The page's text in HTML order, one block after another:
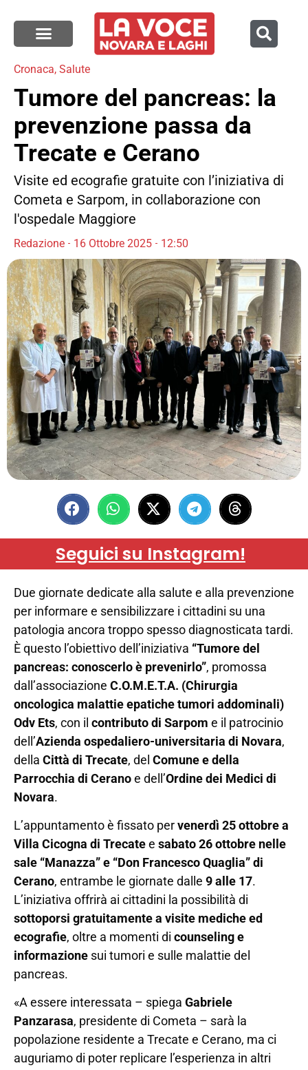
Cronaca, Salute
Tumore del pancreas: la
prevenzione passa da
Trecate e Cerano
Visite ed ecografie gratuite con l’iniziativa di
Cometa e Sarpom, in collaborazione con
l'ospedale Maggiore
Redazione 16 Ottobre 2025 12:50
Seguici su Instagram!
Due giornate dedicate alla salute e alla prevenzione
per informare e sensibilizzare i cittadini su una
patologia ancora troppo spesso diagnosticata tardi.
È questo l’obiettivo dell’iniziativa “Tumore del
pancreas: conoscerlo è prevenirlo”, promossa
dall’associazione C.O.M.E.T.A. (Chirurgia
oncologica malattie epatiche tumori addominali)
Odv Ets, con il contributo di Sarpom e il patrocinio
dell’Azienda ospedaliero-universitaria di Novara,
della Città di Trecate, del Comune e della
Parrocchia di Ceranoe dell’Ordine dei Medici di
Novara.
L’appuntamento è fissato pervenerdì 25 ottobre a
Villa Cicogna di Trecatee sabato 26 ottobre nelle
sale “Manazza” e “Don Francesco Quaglia” di
Cerano, entrambe le giornate dalle 9 alle 17.
L’iniziativa offrirà ai cittadini la possibilità di
sottoporsi gratuitamente a visite mediche ed
ecografie, oltre a momenti di counseling e
informazione sui tumori e sulle malattie del
pancreas.
«A essere interessata – spiega Gabriele
Panzarasa, presidente di Cometa – sarà la
popolazione residente a Trecate e Cerano, ma ci
auguriamo di poter replicare l’esperienza in altri